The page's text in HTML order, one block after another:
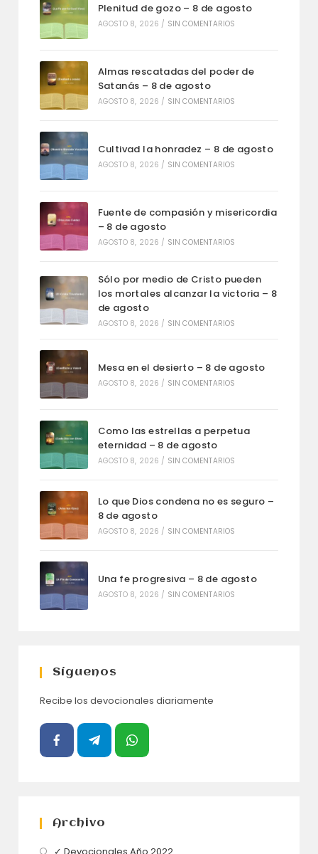
Plenitud de gozo – 8 de agosto
AGOSTO 8, 2026 / SIN COMENTARIOS
Almas rescatadas del poder de
Satanás – 8 de agosto
AGOSTO 8, 2026 / SIN COMENTARIOS
Cultivad la honradez – 8 de agosto
AGOSTO 8, 2026 / SIN COMENTARIOS
Fuente de compasión y misericordia
– 8 de agosto
AGOSTO 8, 2026 / SIN COMENTARIOS
Sólo por medio de Cristo pueden
los mortales alcanzar la victoria – 8
de agosto
AGOSTO 8, 2026 / SIN COMENTARIOS
Mesa en el desierto – 8 de agosto
AGOSTO 8, 2026 / SIN COMENTARIOS
Como las estrellas a perpetua
eternidad – 8 de agosto
AGOSTO 8, 2026 / SIN COMENTARIOS
Lo que Dios condena no es seguro –
8 de agosto
AGOSTO 8, 2026 / SIN COMENTARIOS
Una fe progresiva – 8 de agosto
AGOSTO 8, 2026 / SIN COMENTARIOS
Síguenos
Recibe los devocionales diariamente
Archivo